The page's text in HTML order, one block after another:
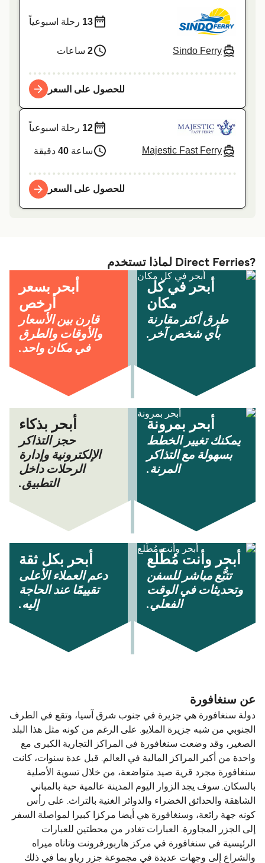
Sindo Ferry
13رحلة اسبوعياً
2 ساعات
للحصول على السعر
Majestic Fast Ferry
12رحلة اسبوعياً
ساعة40دقيقة
للحصول على السعر
أبحر في كل
مكان
طرق أكثر مقارنة
بأي شخص آخر.
أبحر بسعر
أرخص
قارن بين الأسعار
والأوقات والطرق
في مكان واحد.
أبحر بمرونة
يمكنك تغيير الخطط
بسهولة مع التذاكر
المرنة.
أبحر بذكاء
حجز التذاكر
الإلكترونية وإدارة
الرحلات داخل
التطبيق.
أبحر وأنت مُطّلع
تتبُّع مباشر للسفن
وتحديثات في الوقت
الفعلي.
أبحر بكل ثقة
دعم العملاء الأعلى
تقييمًا عند الحاجة
إليه.
عن سنغافورة
دولة سنغافورة هي جزيرة في جنوب شرق آسيا، وتقع في الطرف
الجنوبي من شبه جزيرة الملايو. على الرغم من كونه مثل هذا البلد
الصغير، وقد وضعت سنغافورة في المراكز التجارية الكبرى مع
واحدة من أكبر المراكز المالية في العالم. قبل عدة سنوات، كانت
سنغافورة مجرد قرية صيد متواضعة، من خلال تسوية الأصلية
بالسكان. سوف يجد الزوار اليوم المدينة عالمية حية بالمباني
الشاهقة والحدائق الخضراء والدوائر الغنية بالتراث. على رأس
كونه جهة رائعة، وسنغافورة هي أيضا مركزا كبيرا لمواصلة السفر
إلى الجزر المجاورة. العبارات تغادر من محطتين للعبارات
الرئيسية في سنغافورة في مركز هاربورفرونت وتاناه ميراه
والشراع إلى وجهات عديدة في مجموعة جزر رياو بما في ذلك